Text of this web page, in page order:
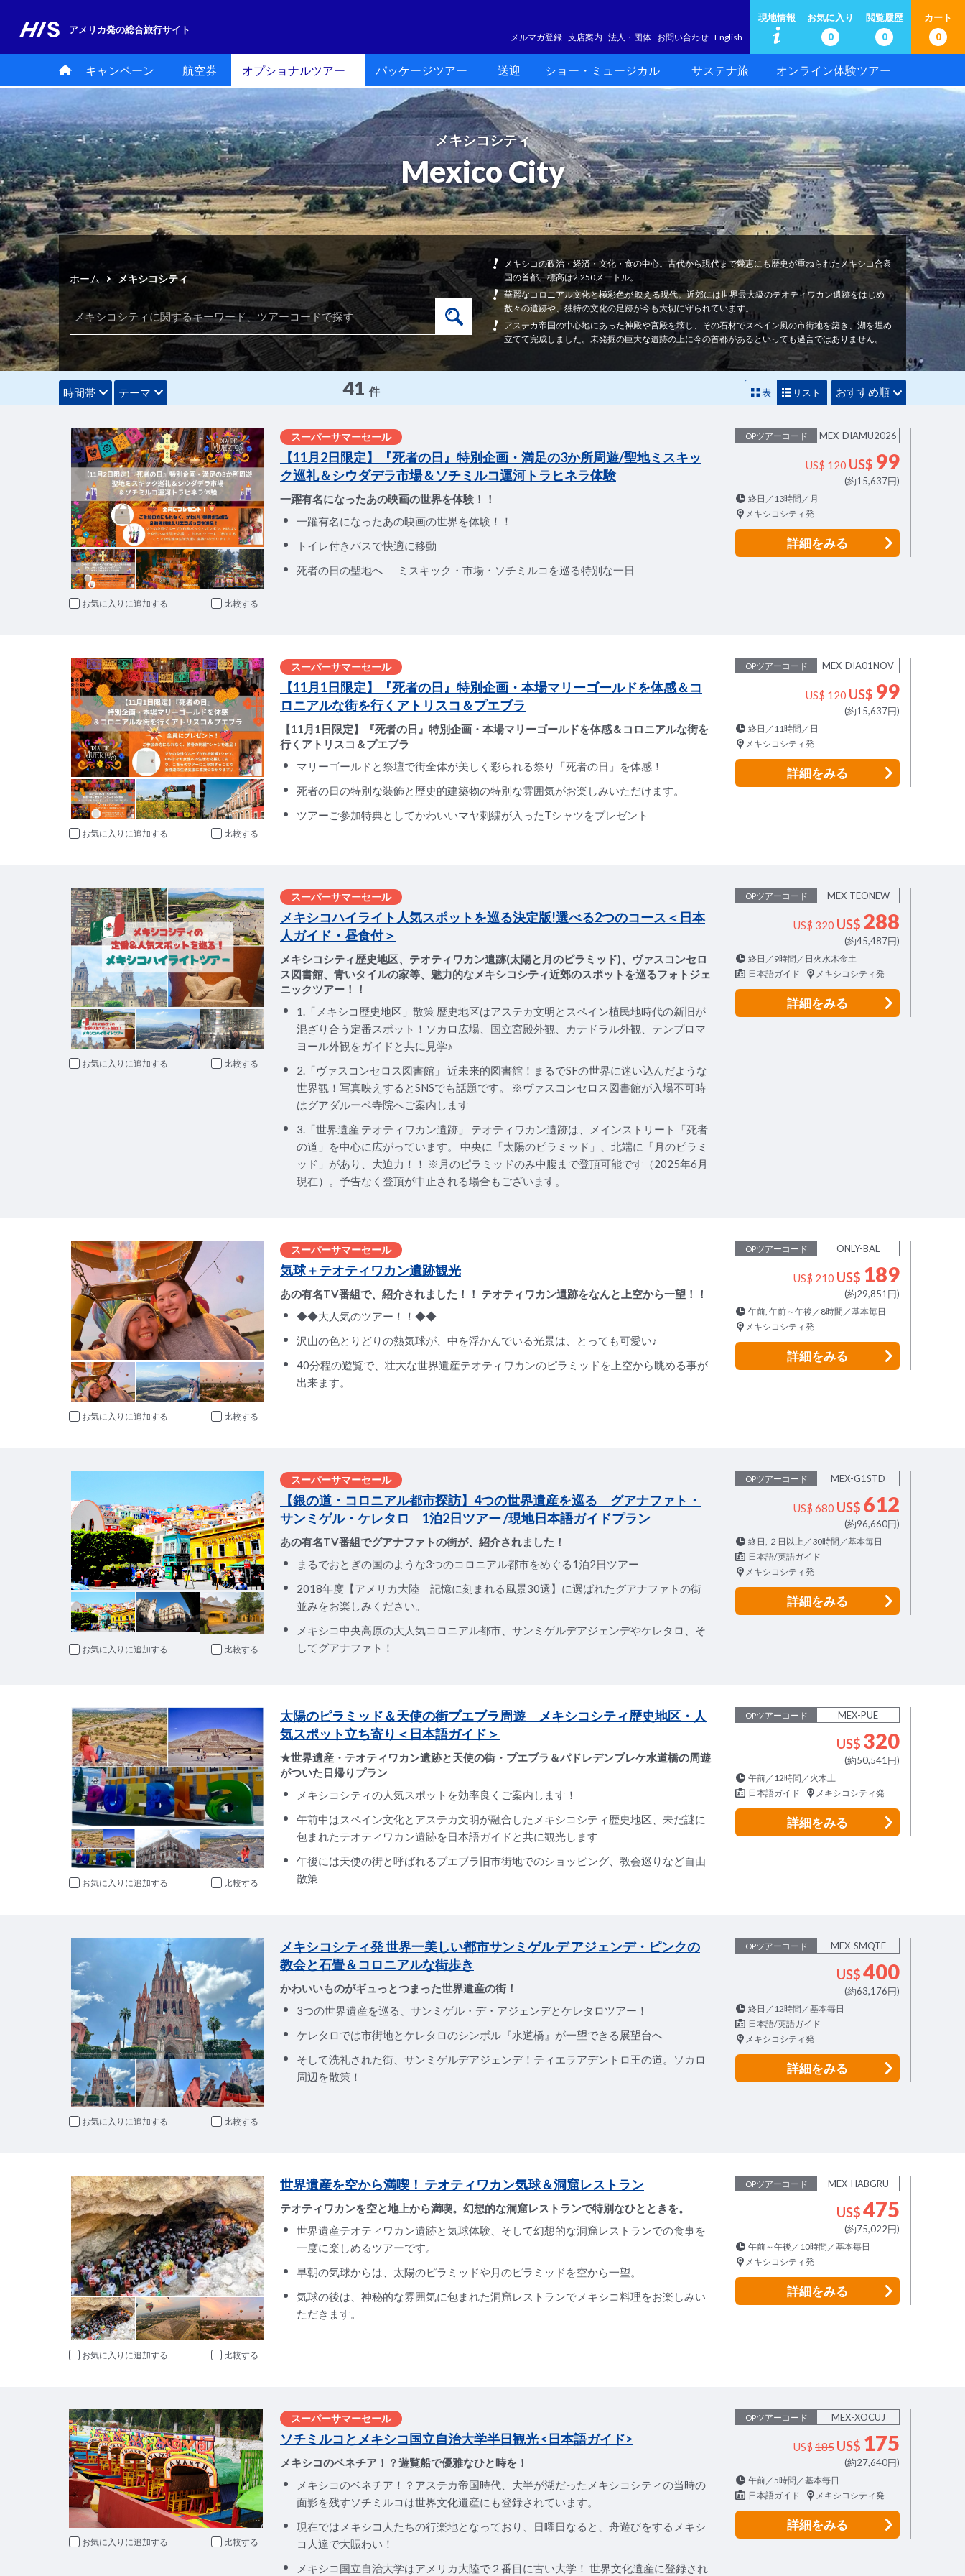
アメリカ発の総合旅行サイト
メルマガ登録 支店案内 法人・団体 お問い合わせ English
現地情報
お気に入り
0
閲覧履歴
0
カート
0
キャンペーン 航空券 オプショナルツアー パッケージツアー 送迎 ショー・ミュージカル サステナ旅 オンライン体験ツアー
メキシコシティ
Mexico City
ホーム メキシコシティ
メキシコの政治・経済・文化・食の中心。古代から現代まで幾恵にも歴史が重ねられたメキシコ合衆
国の首都。標高は2,250メートル。
華麗なコロニアル文化と極彩色が 映える現代。近郊には世界最大級のテオティワカン遺跡をはじめ
数々の遺跡や、独特の文化の足跡が今も大切に守られています。
アステカ帝国の中心地にあった神殿や宮殿を壊し、その石材でスペイン風の市街地を築き、湖を埋め
立てて完成しました。未発掘の巨大な遺跡の上に今の首都があるといっても過言ではありません。
時間帯 テーマ 41 件 表 リスト おすすめ順
お気に入りに追加 比較
スーパーサマーセール
【11月2日限定】『死者の日』特別企画・満足の3か所周遊/聖地ミスキッ
ク巡礼＆シウダデラ市場＆ソチミルコ運河トラヒネラ体験
一躍有名になったあの映画の世界を体験！！
一躍有名になったあの映画の世界を体験！！
トイレ付きバスで快適に移動
死者の日の聖地へ ― ミスキック・市場・ソチミルコを巡る特別な一日
OPツアーコード MEX-DIAMU2026
US$ 120 US$ 99
(約15,637円)
終日／13時間／月
メキシコシティ発
詳細をみる
お気に入りに追加 比較
スーパーサマーセール
【11月1日限定】『死者の日』特別企画・本場マリーゴールドを体感＆コ
ロニアルな街を行くアトリスコ＆プエブラ
【11月1日限定】『死者の日』特別企画・本場マリーゴールドを体感＆コロニアルな街を
行くアトリスコ＆プエブラ
マリーゴールドと祭壇で街全体が美しく彩られる祭り「死者の日」を体感！
死者の日の特別な装飾と歴史的建築物の特別な雰囲気がお楽しみいただけます。
ツアーご参加特典としてかわいいマヤ刺繍が入ったTシャツをプレゼント
OPツアーコード MEX-DIA01NOV
US$ 120 US$ 99
(約15,637円)
終日／11時間／日
メキシコシティ発
詳細をみる
お気に入りに追加 比較
スーパーサマーセール
メキシコハイライト人気スポットを巡る決定版!選べる2つのコース＜日本
人ガイド・昼食付＞
メキシコシティ歴史地区、テオティワカン遺跡(太陽と月のピラミッド)、ヴァスコンセロ
ス図書館、青いタイルの家等、魅力的なメキシコシティ近郊のスポットを巡るフォトジェ
ニックツアー！！
1.「メキシコ歴史地区」散策 歴史地区はアステカ文明とスペイン植民地時代の新旧が
混ざり合う定番スポット！ソカロ広場、国立宮殿外観、カテドラル外観、テンプロマ
ヨール外観をガイドと共に見学♪
2.「ヴァスコンセロス図書館」 近未来的図書館！まるでSFの世界に迷い込んだような
世界観！写真映えするとSNSでも話題です。 ※ヴァスコンセロス図書館が入場不可時
はグアダルーペ寺院へご案内します
3.「世界遺産 テオティワカン遺跡」 テオティワカン遺跡は、メインストリート「死者
の道」を中心に広がっています。 中央に「太陽のピラミッド」、北端に「月のピラミ
ッド」があり、大迫力！！ ※月のピラミッドのみ中腹まで登頂可能です（2025年6月
現在）。予告なく登頂が中止される場合もございます。
OPツアーコード MEX-TEONEW
US$ 320 US$ 288
(約45,487円)
終日／9時間／日火水木金土
日本語ガイド
メキシコシティ発
詳細をみる
お気に入りに追加 比較
スーパーサマーセール
気球＋テオティワカン遺跡観光
あの有名TV番組で、紹介されました！！ テオティワカン遺跡をなんと上空から一望！！
◆◆大人気のツアー！！◆◆
沢山の色とりどりの熱気球が、中を浮かんでいる光景は、とっても可愛い♪
40分程の遊覧で、壮大な世界遺産テオティワカンのピラミッドを上空から眺める事が
出来ます。
OPツアーコード ONLY-BAL
US$ 210 US$ 189
(約29,851円)
午前, 午前～午後／8時間／基本毎日
メキシコシティ発
詳細をみる
お気に入りに追加 比較
スーパーサマーセール
【銀の道・コロニアル都市探訪】4つの世界遺産を巡る グアナファト・
サンミゲル・ケレタロ 1泊2日ツアー /現地日本語ガイドプラン
あの有名TV番組でグアナファトの街が、紹介されました！
まるでおとぎの国のような3つのコロニアル都市をめぐる1泊2日ツアー
2018年度【アメリカ大陸 記憶に刻まれる風景30選】に選ばれたグアナファトの街
並みをお楽しみください。
メキシコ中央高原の大人気コロニアル都市、サンミゲルデアジェンデやケレタロ、そ
してグアナファト！
OPツアーコード MEX-G1STD
US$ 680 US$ 612
(約96,660円)
終日, ２日以上／30時間／基本毎日
日本語/英語ガイド
メキシコシティ発
詳細をみる
お気に入りに追加 比較
太陽のピラミッド＆天使の街プエブラ周遊 メキシコシティ歴史地区・人
気スポット立ち寄り＜日本語ガイド＞
★世界遺産・テオティワカン遺跡と天使の街・プエブラ＆パドレデンブレケ水道橋の周遊
がついた日帰りプラン
メキシコシティの人気スポットを効率良くご案内します！
午前中はスペイン文化とアステカ文明が融合したメキシコシティ歴史地区、未だ謎に
包まれたテオティワカン遺跡を日本語ガイドと共に観光します
午後には天使の街と呼ばれるプエブラ旧市街地でのショッピング、教会巡りなど自由
散策
OPツアーコード MEX-PUE
US$ 320
(約50,541円)
午前／12時間／火木土
日本語ガイド
メキシコシティ発
詳細をみる
お気に入りに追加 比較
メキシコシティ発 世界一美しい都市サンミゲル デ アジェンデ・ピンクの
教会と石畳＆コロニアルな街歩き
かわいいものがギュっとつまった世界遺産の街！
3つの世界遺産を巡る、サンミゲル・デ・アジェンデとケレタロツアー！
ケレタロでは市街地とケレタロのシンボル『水道橋』が一望できる展望台へ
そして洗礼された街、サンミゲルデアジェンデ！ティエラアデントロ王の道。ソカロ
周辺を散策！
OPツアーコード MEX-SMQTE
US$400
(約63,176円)
終日／12時間／基本毎日
日本語/英語ガイド
メキシコシティ発
詳細をみる
お気に入りに追加 比較
世界遺産を空から満喫！ テオティワカン気球＆洞窟レストラン
テオティワカンを空と地上から満喫。幻想的な洞窟レストランで特別なひとときを。
世界遺産テオティワカン遺跡と気球体験、そして幻想的な洞窟レストランでの食事を
一度に楽しめるツアーです。
早朝の気球からは、太陽のピラミッドや月のピラミッドを空から一望。
気球の後は、神秘的な雰囲気に包まれた洞窟レストランでメキシコ料理をお楽しみい
ただきます。
OPツアーコード MEX-HABGRU
US$475
(約75,022円)
午前～午後／10時間／基本毎日
メキシコシティ発
詳細をみる
お気に入りに追加 比較
スーパーサマーセール
ソチミルコとメキシコ国立自治大学半日観光 <日本語ガイド>
メキシコのベネチア！？遊覧船で優雅なひと時を！
メキシコのベネチア！？アステカ帝国時代、大半が湖だったメキシコシティの当時の
面影を残すソチミルコは世界文化遺産にも登録されています。
現在ではメキシコ人たちの行楽地となっており、日曜日なると、舟遊びをするメキシ
コ人達で大賑わい！
メキシコ国立自治大学はアメリカ大陸で２番目に古い大学！ 世界文化遺産に登録され
OPツアーコード MEX-XOCUJ
US$ 185 US$ 175
(約27,640円)
午前／5時間／基本毎日
日本語ガイド
メキシコシティ発
詳細をみる